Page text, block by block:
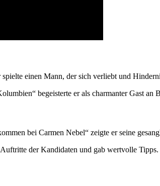
einen Mann, der sich verliebt und
begeisterte er als charmanter Gast an
bei Carmen Nebel“ zeigte er seine
der Kandidaten und gab wertvolle Tipps.